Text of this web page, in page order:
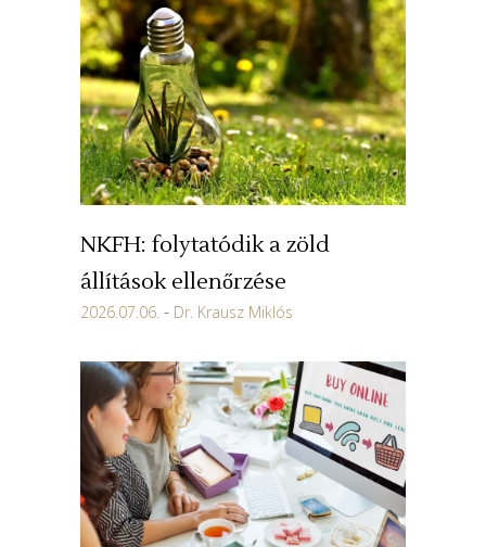
NKFH: folytatódik a zöld
állítások ellenőrzése
2026.07.06. Dr. Krausz Miklós